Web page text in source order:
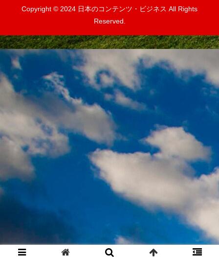
Copyright © 2024 日本のコンテンツ・ビジネス All Rights
Reserved.